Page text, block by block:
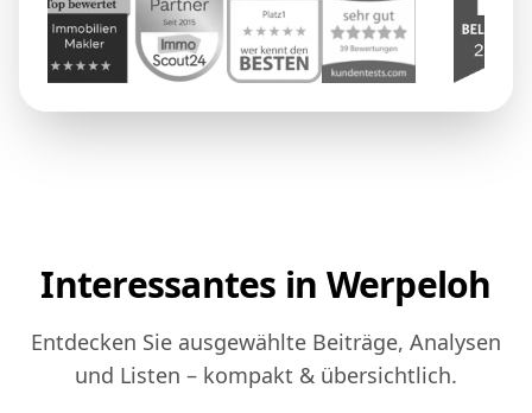
Interessantes in Werpeloh
Entdecken Sie ausgewählte Beiträge, Analysen
und Listen – kompakt & übersichtlich.